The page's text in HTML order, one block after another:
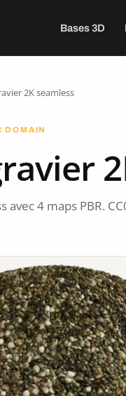
Bases 3D
2K seamless
DOMAIN
avec 4 maps PBR.